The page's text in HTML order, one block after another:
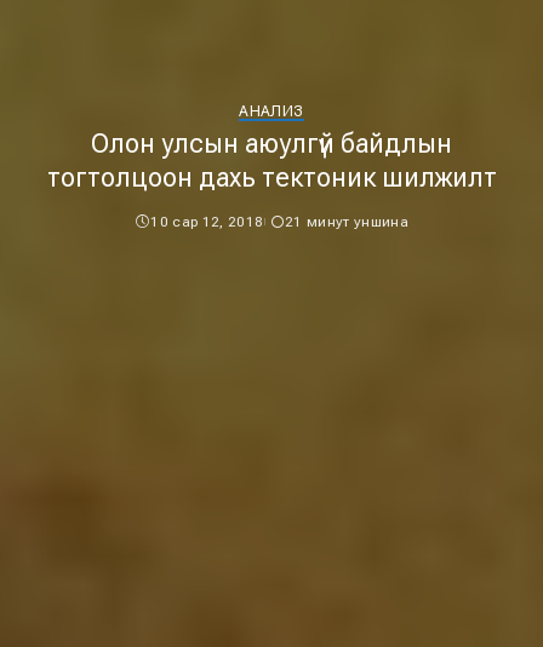
АНАЛИЗ
Олон улсын аюулгүй байдлын
тогтолцоон дахь тектоник шилжилт
10 сар 12, 2018 21 минут уншина